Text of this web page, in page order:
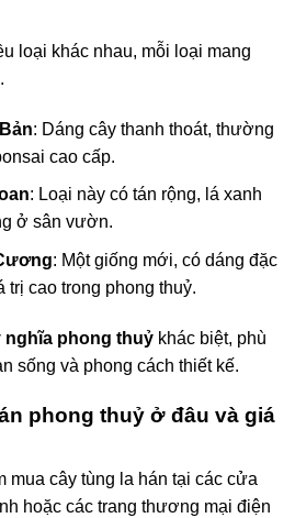
loại khác nhau, mỗi loại mang
: Dáng cây thanh thoát, thường
cao cấp.
: Loại này có tán rộng, lá xanh
ở sân vườn.
: Một giống mới, có dáng đặc
trị cao trong phong thuỷ.
nghĩa phong thuỷ khác biệt, phù
sống và phong cách thiết kế.
phong thuỷ ở đâu và giá
mua cây tùng la hán tại các cửa
hoặc các trang thương mại điện